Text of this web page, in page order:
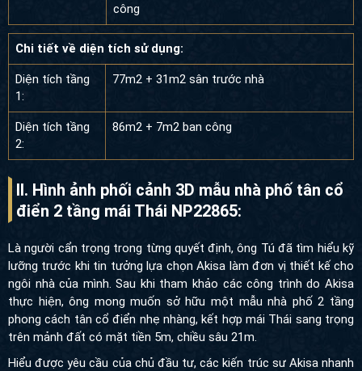
công
Chi tiết về diện tích sử dụng:
Diện tích tầng
1:
77m2 + 31m2 sân trước nhà
Diện tích tầng
2:
86m2 + 7m2 ban công
II. Hình ảnh phối cảnh 3D mẫu nhà phố tân cổ
điển 2 tầng mái Thái NP22865:
Là người cẩn trọng trong từng quyết định, ông Tú đã tìm hiểu kỹ
lưỡng trước khi tin tưởng lựa chọn Akisa làm đơn vị thiết kế cho
ngôi nhà của mình. Sau khi tham khảo các công trình do Akisa
thực hiện, ông mong muốn sở hữu một mẫu nhà phố 2 tầng
phong cách tân cổ điển nhẹ nhàng, kết hợp mái Thái sang trọng
trên mảnh đất có mặt tiền 5m, chiều sâu 21m.
Hiểu được yêu cầu của chủ đầu tư, các kiến trúc sư Akisa nhanh